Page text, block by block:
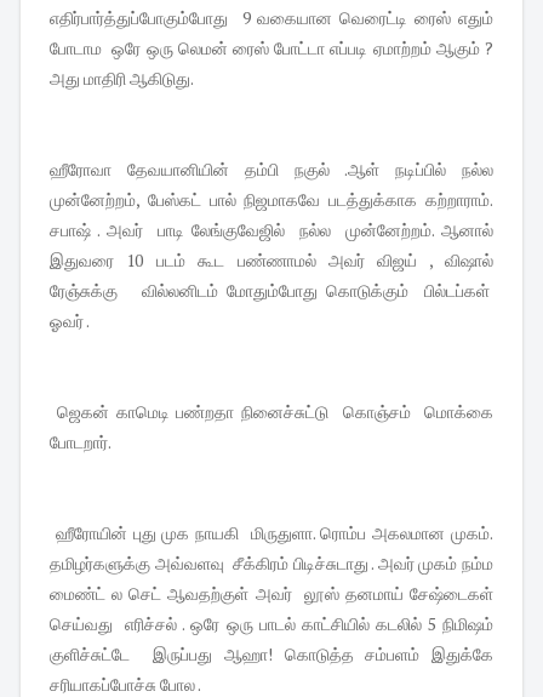
எதிர்பார்த்துப்போகும்போது 9 வகையான வெரைட்டி ரைஸ் எதும்
போடாம ஒரே ஒரு லெமன் ரைஸ் போட்டா எப்படி ஏமாற்றம் ஆகும் ?
அது மாதிரி ஆகிடுது.
ஹீரோவா தேவயானியின் தம்பி நகுல் .ஆள் நடிப்பில் நல்ல
முன்னேற்றம், பேஸ்கட் பால் நிஜமாகவே படத்துக்காக கற்றாராம்.
சபாஷ் . அவர் பாடி லேங்குவேஜில் நல்ல முன்னேற்றம். ஆனால்
இதுவரை 10 படம் கூட பண்ணாமல் அவர் விஜய் , விஷால்
ரேஞ்சுக்கு வில்லனிடம் மோதும்போது கொடுக்கும் பில்டப்கள்
ஓவர் .
ஜெகன் காமெடி பண்றதா நினைச்சுட்டு கொஞ்சம் மொக்கை
போடறார்.
ஹீரோயின் புது முக நாயகி மிருதுளா. ரொம்ப அகலமான முகம்.
தமிழர்களுக்கு அவ்வளவு சீக்கிரம் பிடிச்சுடாது . அவர் முகம் நம்ம
மைண்ட் ல செட் ஆவதற்குள் அவர் லூஸ் தனமாய் சேஷ்டைகள்
செய்வது எரிச்சல் . ஒரே ஒரு பாடல் காட்சியில் கடலில் 5 நிமிஷம்
குளிச்சுட்டே இருப்பது ஆஹா! கொடுத்த சம்பளம் இதுக்கே
சரியாகப்போச்சு போல .